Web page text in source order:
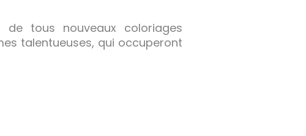
tous nouveaux coloriages
talentueuses, qui occuperont